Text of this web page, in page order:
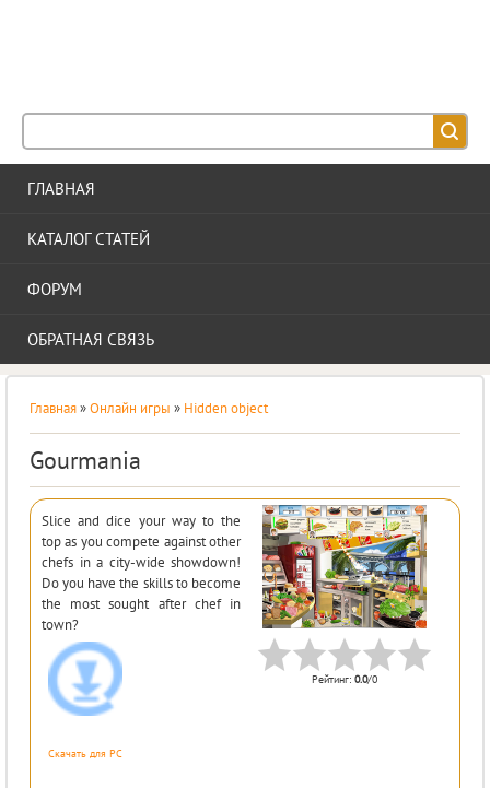
ГЛАВНАЯ
КАТАЛОГ СТАТЕЙ
ФОРУМ
ОБРАТНАЯ СВЯЗЬ
Главная»Онлайн игры » Hidden object
Gourmania
Slice and dice your way to the
top as you compete against other
chefs in a city-wide showdown!
Do you have the skills to become
the most sought after chef in
town?
Скачать для PC
Рейтинг: 0.0/0